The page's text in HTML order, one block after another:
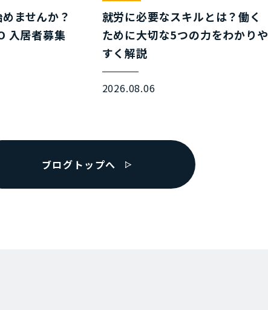
ませんか？
入居者募集
就労に必要なスキルとは？働く
ために大切な5つの力をわかりや
すく解説
2026.08.06
ブログトップへ